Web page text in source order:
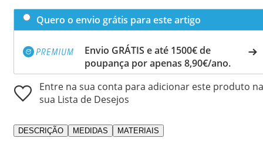
Quero o envio grátis para este artigo
Envio GRÁTIS e até 1500€ de
poupança por apenas 8,90€/ano.
Entre na sua conta para adicionar este produto na
sua Lista de Desejos
DESCRIÇÃO MEDIDAS MATERIAIS